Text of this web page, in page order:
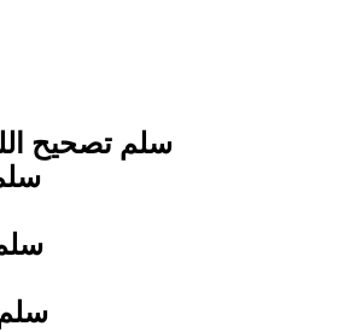
سلم تصحيح اللغة
سلم
سلم
سلم